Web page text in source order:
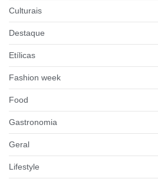
Culturais
Destaque
Etílicas
Fashion week
Food
Gastronomia
Geral
Lifestyle